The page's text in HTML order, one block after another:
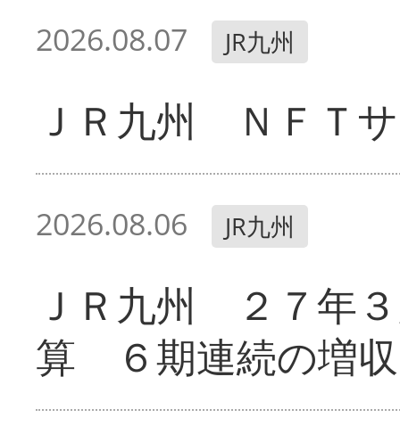
2026.08.07 JR九州
ＪＲ九州 ＮＦＴ
2026.08.06 JR九州
ＪＲ九州 ２７年
算 ６期連続の増収